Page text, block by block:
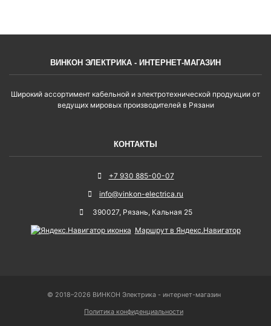
ВИНКОН ЭЛЕКТРИКА - ИНТЕРНЕТ-МАГАЗИН
Широкий ассортимент кабельной и электротехнической продукции от
ведущих мировых производителей в Рязани
КОНТАКТЫ
+7 930 885-00-07
info@vinkon-electrica.ru
390027, Рязань, Кальная 25
Маршрут в Яндекс.Навигатор
© 2018–2026 ВИНКОН Электрика - интернет-магазин
Политика конфиденциальности